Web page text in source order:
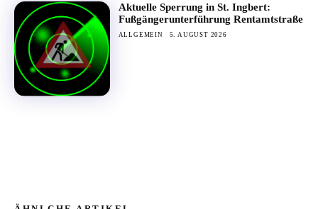
Aktuelle Sperrung in St. Ingbert:
Fußgängerunterführung Rentamtstraße
ALLGEMEIN 5. AUGUST 2026